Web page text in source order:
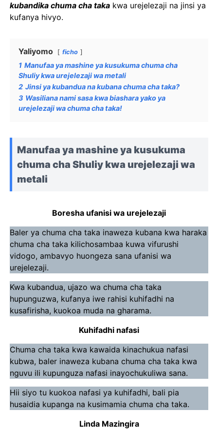
kubandika chuma cha taka kwa urejelezaji na jinsi ya
kufanya hivyo.
Yaliyomo ficho
1 Manufaa ya mashine ya kusukuma chuma cha
Shuliy kwa urejelezaji wa metali
2 Jinsi ya kubandua na kubana chuma cha taka?
3 Wasiliana nami sasa kwa biashara yako ya
urejelezaji wa chuma cha taka!
Manufaa ya mashine ya kusukuma
chuma cha Shuliy kwa urejelezaji wa
metali
Boresha ufanisi wa urejelezaji
Baler ya chuma cha taka inaweza kubana kwa haraka
chuma cha taka kilichosambaa kuwa vifurushi
vidogo, ambavyo huongeza sana ufanisi wa
urejelezaji.
Kwa kubandua, ujazo wa chuma cha taka
hupunguzwa, kufanya iwe rahisi kuhifadhi na
kusafirisha, kuokoa muda na gharama.
Kuhifadhi nafasi
Chuma cha taka kwa kawaida kinachukua nafasi
kubwa, baler inaweza kubana chuma cha taka kwa
nguvu ili kupunguza nafasi inayochukuliwa sana.
Hii siyo tu kuokoa nafasi ya kuhifadhi, bali pia
husaidia kupanga na kusimamia chuma cha taka.
Linda Mazingira